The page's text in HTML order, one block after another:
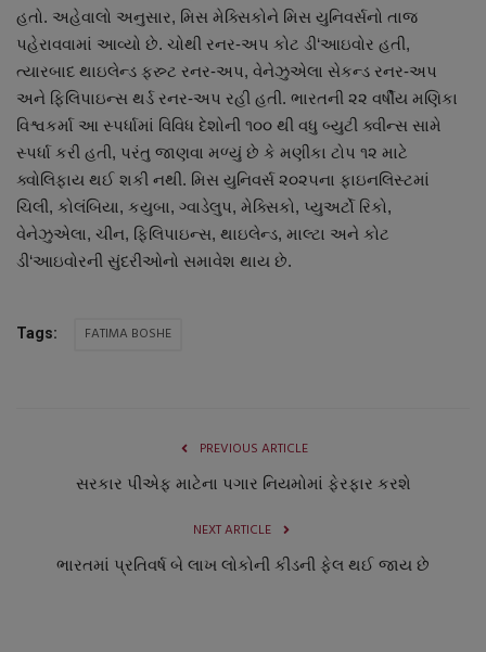
Support US
બજારના સમાચાર
નાણાંકીય સમાચાર
સ્થાનિક સમાચાર
સ્પોર્ટ્સ
હતો. અહેવાલો અનુસાર, મિસ મેક્સિકોને મિસ યુનિવર્સનો તાજ
પહેરાવવામાં આવ્યો છે. ચોથી રનર-અપ કોટ ડી‘આઇવોર હતી,
ત્યારબાદ થાઇલેન્ડ ફસ્ર્ટ રનર-અપ, વેનેઝુએલા સેકન્ડ રનર-અપ
અને ફિલિપાઇન્સ થર્ડ રનર-અપ રહી હતી. ભારતની ૨૨ વર્ષીય મણિકા
વિશ્વકર્મા આ સ્પર્ધામાં વિવિધ દેશોની ૧૦૦ થી વધુ બ્યુટી ક્વીન્સ સામે
સ્પર્ધા કરી હતી, પરંતુ જાણવા મળ્યું છે કે મણીકા ટોપ ૧૨ માટે
ક્વોલિફાય થઈ શકી નથી. મિસ યુનિવર્સ ૨૦૨૫ના ફાઇનલિસ્ટમાં
ચિલી, કોલંબિયા, કયુબા, ગ્વાડેલુપ, મેક્સિકો, પ્યુઅર્ટો રિકો,
વેનેઝુએલા, ચીન, ફિલિપાઇન્સ, થાઇલેન્ડ, માલ્ટા અને કોટ
ડી‘આઇવોરની સુંદરીઓનો સમાવેશ થાય છે.
Tags: FATIMA BOSHE
PREVIOUS ARTICLE
સરકાર પીએફ માટેના પગાર નિયમોમાં ફેરફાર કરશે
NEXT ARTICLE
ભારતમાં પ્રતિવર્ષ બે લાખ લોકોની કીડની ફેલ થઈ જાય છે